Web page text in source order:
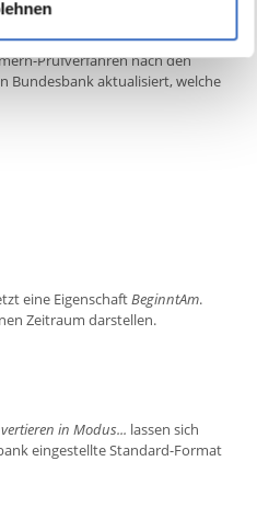
Prüfverfahren nach den
Bundesbank aktualisiert, welche
eine EigenschaftBeginntAm.
Zeitraum darstellen.
in Modus... lassen sich
eingestellte Standard-Format